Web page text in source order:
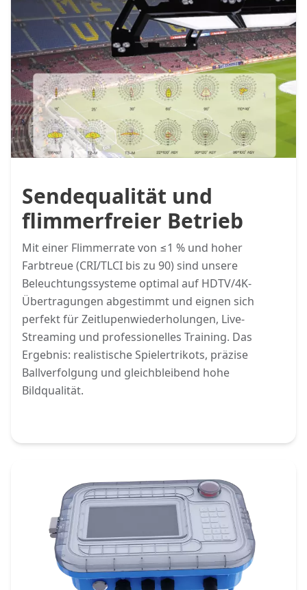
Sendequalität und
flimmerfreier Betrieb
Mit einer Flimmerrate von ≤1 % und hoher
Farbtreue (CRI/TLCI bis zu 90) sind unsere
Beleuchtungssysteme optimal auf HDTV/4K-
Übertragungen abgestimmt und eignen sich
perfekt für Zeitlupenwiederholungen, Live-
Streaming und professionelles Training. Das
Ergebnis: realistische Spielertrikots, präzise
Ballverfolgung und gleichbleibend hohe
Bildqualität.